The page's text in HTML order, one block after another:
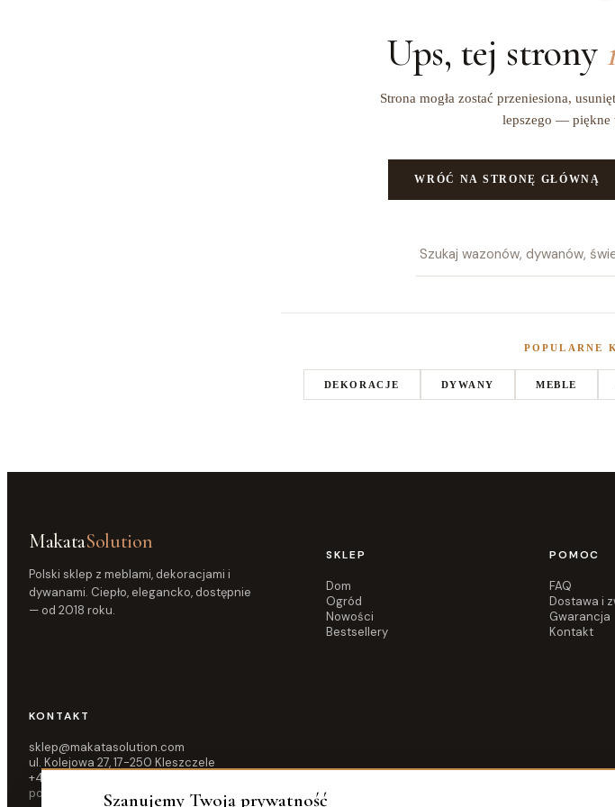
Ups, tej strony
Strona mogła zostać przeniesiona,
lepszego — piękne
WRÓĆ NA STRONĘ GŁÓWNĄ
POPULARNE
DEKORACJE DYWANY MEBLE
MakataSolution
Polski sklep z meblami, dekoracjami i
dywanami. Ciepło, elegancko, dostępnie
— od 2018 roku.
SKLEP
Dom
Ogród
Nowości
Bestsellery
POMOC
FAQ
Dostawa i
Gwarancja
Kontakt
KONTAKT
sklep@makatasolution.com
ul. Kolejowa 27, 17-250 Kleszczele
+48 515 583 876
pon–pt 10:00–16:00Szanujemy Twoją prywatność